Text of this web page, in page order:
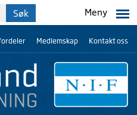
Meny
Medlemskap Kontakt oss